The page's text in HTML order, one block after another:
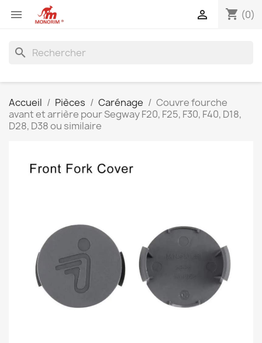
 shopping_cart (0)

search
Accueil Pièces Carénage
Couvre fourche
avant et arrière pour Segway F20, F25, F30, F40, D18,
D28, D38 ou similaire